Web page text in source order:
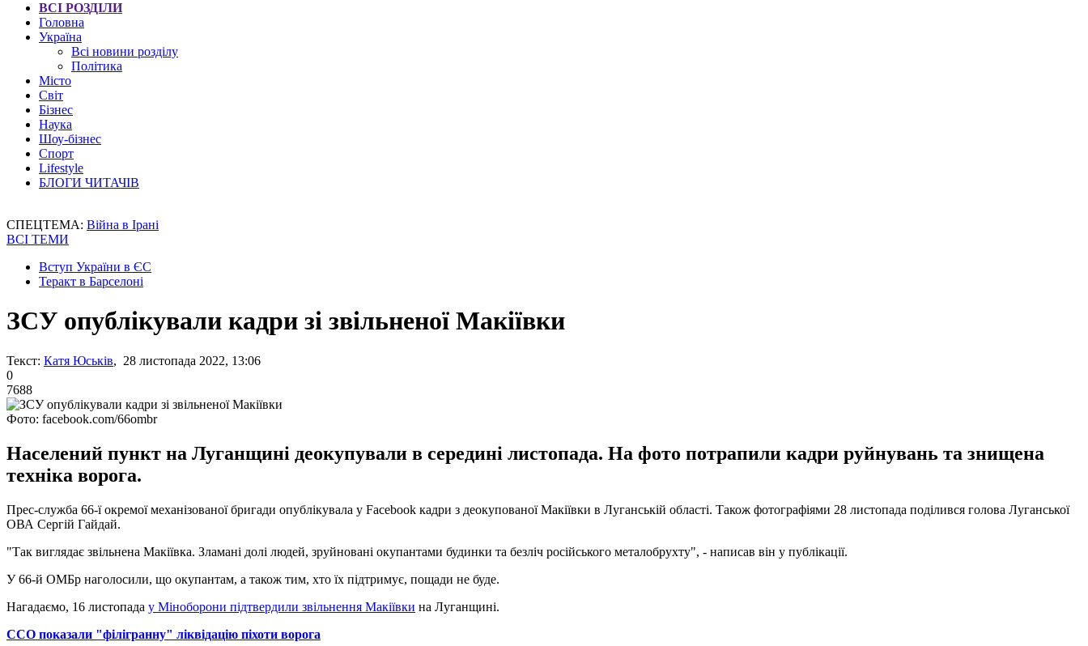
ВСІ РОЗДІЛИ
Головна
Україна
Всі новини розділу
Політика
Місто
Світ
Бізнес
Наука
Шоу-бізнес
Спорт
Lifestyle
БЛОГИ ЧИТАЧІВ
СПЕЦТЕМА: Війна в Ірані
ВСІ ТЕМИ
Вступ України в ЄС
Теракт в Барселоні
ЗСУ опублікували кадри зі звільненої Макіївки
Текст: Катя Юськів, 28 листопада 2022, 13:06
0
7688
Фото: facebook.com/66ombr
Населений пункт на Луганщині деокупували в середині листопада. На фото потрапили кадри руйнувань та знищена
техніка ворога.
Прес-служба 66-ї окремої механізованої бригади опублікувала у Facebook кадри з деокупованої Макіївки в Луганській області. Також фотографіями 28 листопада поділився голова Луганської
ОВА Сергій Гайдай.
"Так виглядає звільнена Макіївка. Зламані долі людей, зруйновані окупантами будинки та безліч російського металобрухту", - написав він у публікації.
У 66-й ОМБр наголосили, що окупантам, а також тим, хто їх підтримує, пощади не буде.
Нагадаємо, 16 листопада у Міноборони підтвердили звільнення Макіївки на Луганщині.
ССО показали "філігранну" ліквідацію піхоти ворога